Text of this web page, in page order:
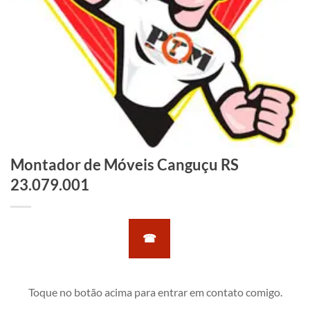
Montador de Móveis Canguçu RS
23.079.001
☎
Toque no botão acima para entrar em contato comigo.